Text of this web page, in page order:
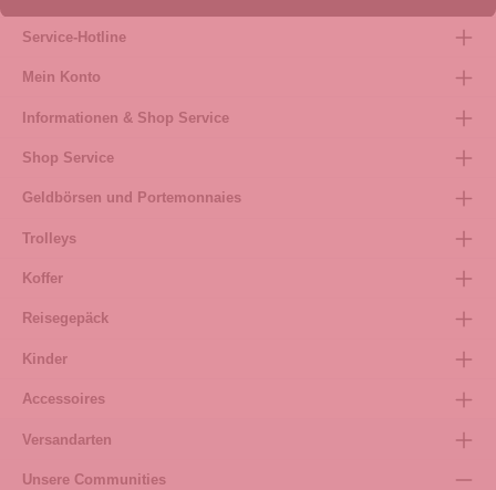
Service-Hotline
Mein Konto
Informationen & Shop Service
Shop Service
Geldbörsen und Portemonnaies
Trolleys
Koffer
Reisegepäck
Kinder
Accessoires
Versandarten
Unsere Communities